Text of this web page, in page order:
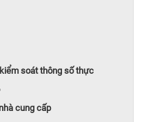
soát thông số thực
cung cấp